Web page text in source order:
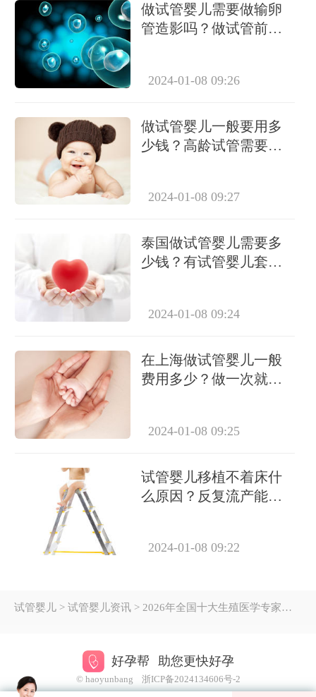
做试管婴儿需要做输卵
管造影吗？做试管前必
2024-01-08 09:26
做试管婴儿一般要用多
少钱？高龄试管需要做
2024-01-08 09:27
泰国做试管婴儿需要多
少钱？有试管婴儿套餐
2024-01-08 09:24
在上海做试管婴儿一般
费用多少？做一次就能
2024-01-08 09:25
试管婴儿移植不着床什
么原因？反复流产能做
2024-01-08 09:22
试管婴儿 > 试管婴儿资讯 > 2026年全国十大生殖医学专家所在的医院有哪些？
好孕帮 助您更快好孕
© haoyunbang 浙ICP备2024134606号-2